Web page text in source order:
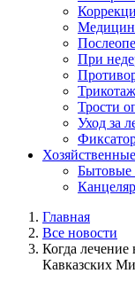
При
Трости
Уход за
Бытовые
Главная
Все новости
Когда
Кавказских